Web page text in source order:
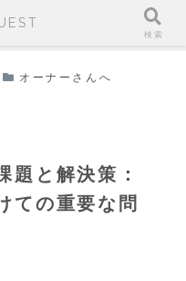
オーナーさんへ
題と解決策：
ての重要な問
検索